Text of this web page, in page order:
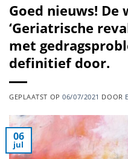
Goed nieuws!
‘Geriatrische
met
definitief door.
GEPLAATST OP06/07/2021 DOOR
06
jul